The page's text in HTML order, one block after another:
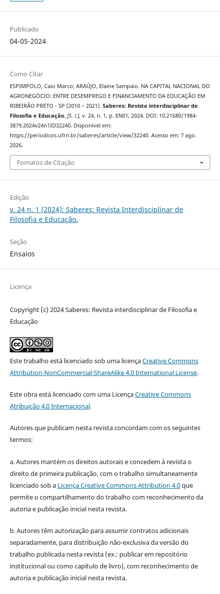
Publicado
04-05-2024
Como Citar
ESPIMPOLO, Caio Marco; ARAÚJO, Elaine Sampaio. NA CAPITAL NACIONAL DO
AGRONEGÓCIO: ENTRE DESEMPREGO E FINANCIAMENTO DA EDUCAÇÃO EM
RIBEIRÃO PRETO - SP (2010 – 2021). Saberes: Revista interdisciplinar de
Filosofia e Educação, [S. l.], v. 24, n. 1, p. EN01, 2024. DOI: 10.21680/1984-
3879.2024v24n1ID32240. Disponível em:
https://periodicos.ufrn.br/saberes/article/view/32240. Acesso em: 7 ago.
2026.
Fomatos de Citação
Edição
v. 24 n. 1 (2024): Saberes: Revista Interdisciplinar de
Filosofia e Educação.
Seção
Ensaios
Licença
Copyright (c) 2024 Saberes: Revista interdisciplinar de Filosofia e
Educação
Este trabalho está licenciado sob uma licençaCreative Commons
Attribution-NonCommercial-ShareAlike 4.0 International License.
Este obra está licenciado com uma LicençaCreative Commons
Atribuição 4.0 Internacional.
Autores que publicam nesta revista concordam com os seguintes
termos:
a. Autores mantém os direitos autorais e concedem à revista o
direito de primeira publicação, com o trabalho simultaneamente
licenciado sob a Licença Creative Commons Attribution 4.0que
permite o compartilhamento do trabalho com reconhecimento da
autoria e publicação inicial nesta revista.
b. Autores têm autorização para assumir contratos adicionais
separadamente, para distribuição não-exclusiva da versão do
trabalho publicada nesta revista (ex.: publicar em repositório
institucional ou como capítulo de livro), com reconhecimento de
autoria e publicação inicial nesta revista.